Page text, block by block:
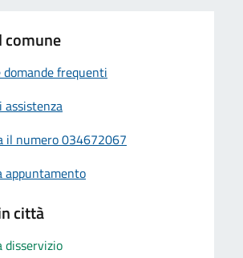
comune
domande frequenti
assistenza
il numero 034672067
appuntamento
città
disservizio